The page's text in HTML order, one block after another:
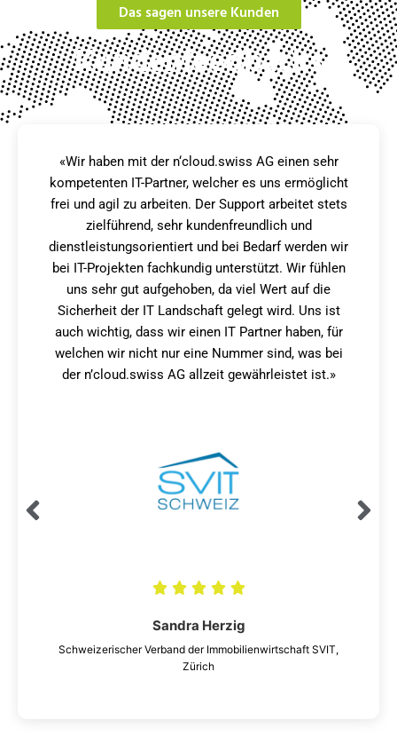
Das sagen unsere Kunden
Kundenfeedbacks
«Wir haben uns für das Outsourcing entschieden,
damit wir als Non-Profit-Organisation unsere IT-
Investitionen und -Kosten sicher langfristig planen
können. Die Cloud Mobilität ermöglicht uns zudem,
dass wir an unseren verschiedenen Standorten
jederzeit auf unsere Systeme und Daten zugreifen
können.»